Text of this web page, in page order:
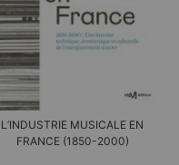
L’INDUSTRIE MUSICALE EN
FRANCE (1850-2000)